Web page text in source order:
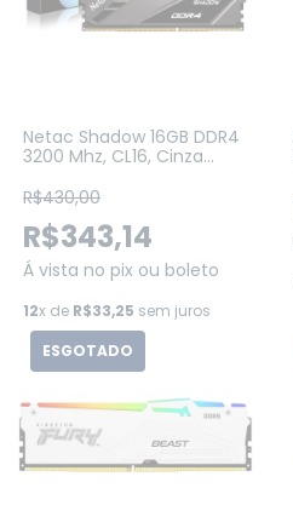
Netac Shadow 16GB DDR4
3200 Mhz, CL16, Cinza
R$430,00
R$343,14
Á vista no pix ou boleto
12x de R$33,25 sem juros
ESGOTADO